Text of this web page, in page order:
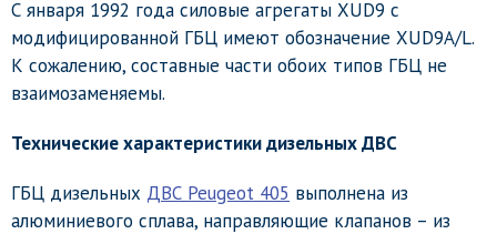
С января 1992 года силовые агрегаты XUD9 с
модифицированной ГБЦ имеют обозначение XUD9A/L.
К сожалению, составные части обоих типов ГБЦ не
взаимозаменяемы.
Технические характеристики дизельных ДВС
ГБЦ дизельных ДВС Peugeot 405 выполнена из
алюминиевого сплава, направляющие клапанов – из